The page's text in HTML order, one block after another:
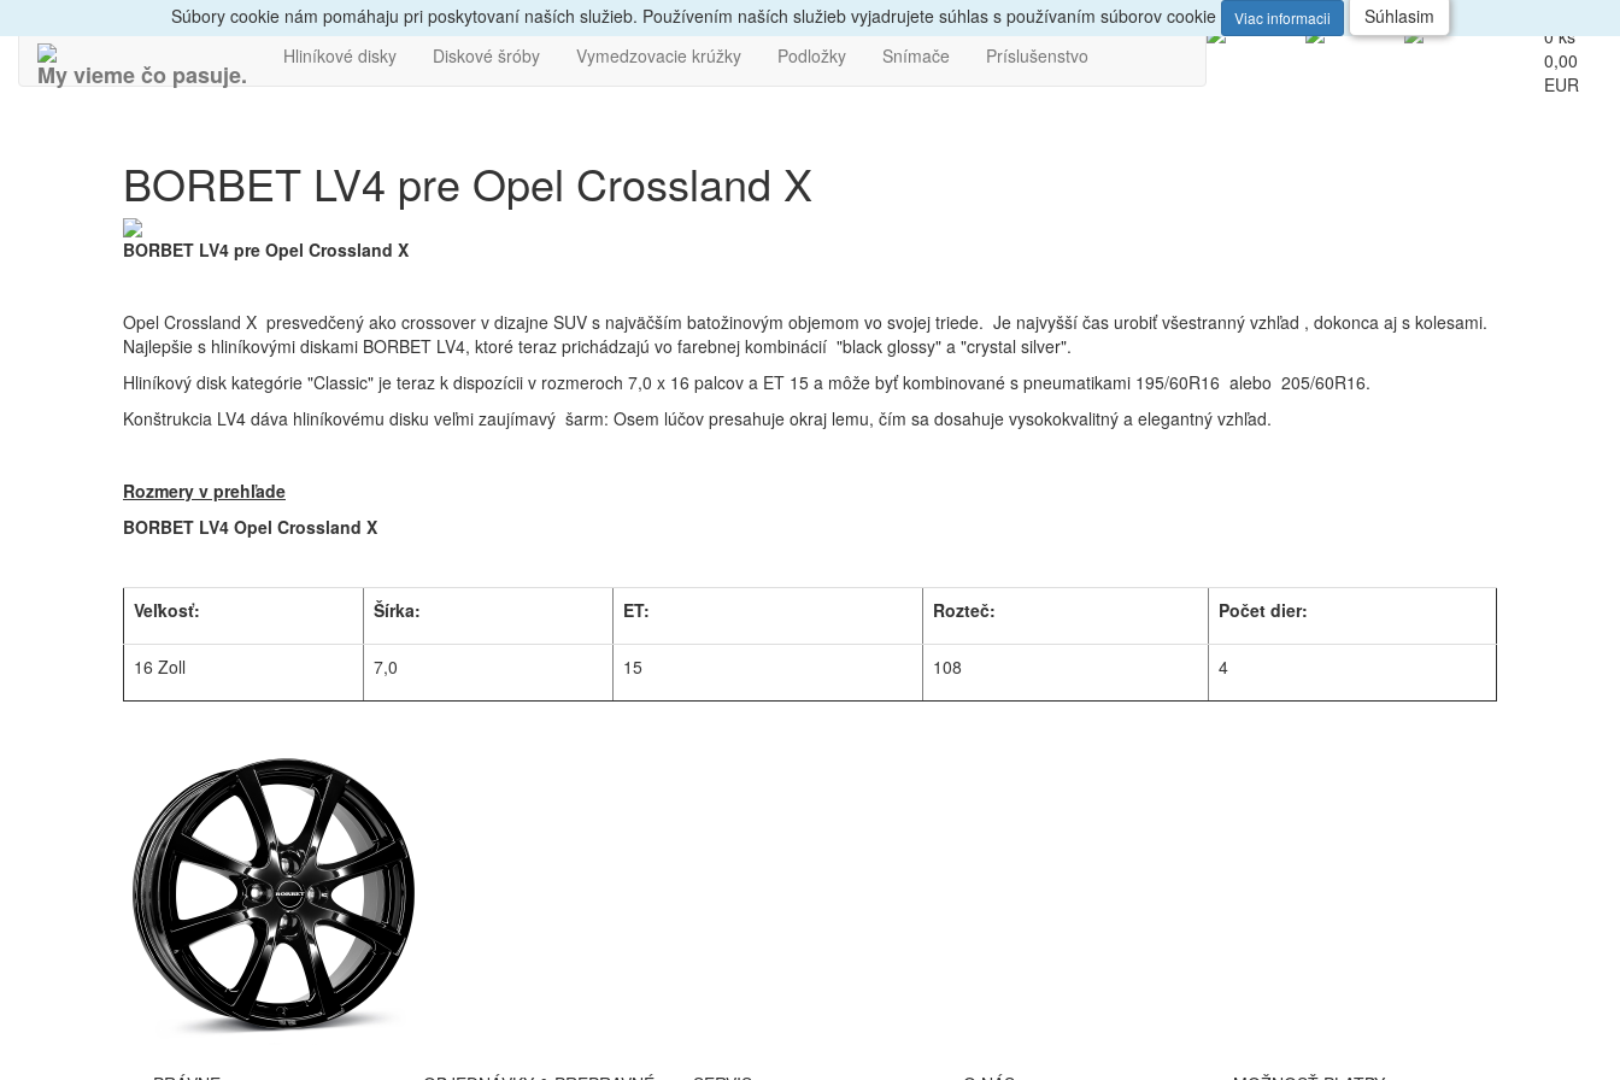
Dovoz do 24h Radivámporadíme, zavolajtenám 047/4397722 Bezpečný nákup
My vieme čo pasuje.
Hliníkové disky Diskové šróby Vymedzovacie krúžky Podložky Snímače Príslušenstvo
0 ks
0,00
EUR
BORBET LV4 pre Opel Crossland X
BORBET LV4 pre Opel Crossland X
Opel Crossland X presvedčený ako crossover v dizajne SUV s najväčším batožinovým objemom vo svojej triede. Je najvyšší čas urobiť všestranný vzhľad , dokonca aj s kolesami.
Najlepšie s hliníkovými diskami BORBET LV4, ktoré teraz prichádzajú vo farebnej kombinácií "black glossy" a "crystal silver".
Hliníkový disk kategórie "Classic" je teraz k dispozícii v rozmeroch 7,0 x 16 palcov a ET 15 a môže byť kombinované s pneumatikami 195/60R16 alebo 205/60R16.
Konštrukcia LV4 dáva hliníkovému disku veľmi zaujímavý šarm: Osem lúčov presahuje okraj lemu, čím sa dosahuje vysokokvalitný a elegantný vzhľad.
Rozmery v prehľade
BORBET LV4 Opel Crossland X
Veľkosť: Šírka: ET: Rozteč: Počet dier:
16 Zoll 7,0 15 108 4
Súbory cookie nám pomáhaju pri poskytovaní naších služieb. Používením naších služieb vyjadrujete súhlas s používaním súborov cookie Viac informacii Súhlasim